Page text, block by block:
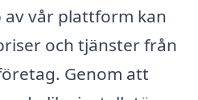
vår plattform kan
och tjänster från
Genom att